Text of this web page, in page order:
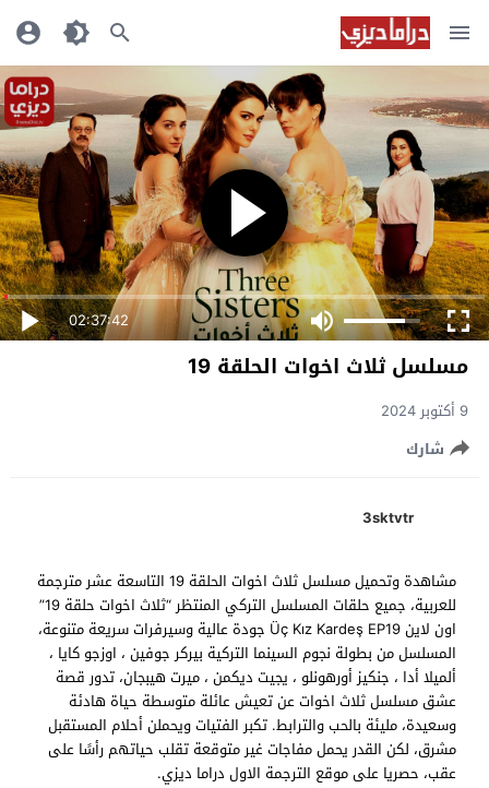
02:37:42
مسلسل ثلاث اخوات الحلقة 19
9 أكتوبر 2024
شارك
3sktvtr
مشاهدة وتحميل مسلسل ثلاث اخوات الحلقة 19 التاسعة عشر مترجمة
للعربية، جميع حلقات المسلسل التركي المنتظر “ثلاث اخوات حلقة 19”
اون لاين Üç Kız Kardeş EP19 جودة عالية وسيرفرات سريعة متنوعة،
المسلسل من بطولة نجوم السينما التركية بيركر جوفين ، اوزجو كايا ،
ألميلا أدا ، جنكيز أورهونلو ، يجيت ديكمن ، ميرت هيبجان، تدور قصة
عشق مسلسل ثلاث اخوات عن تعيش عائلة متوسطة حياة هادئة
وسعيدة، مليئة بالحب والترابط. تكبر الفتيات ويحملن أحلام المستقبل
مشرق، لكن القدر يحمل مفاجات غير متوقعة تقلب حياتهم رأسًا على
عقب، حصريا على موقع الترجمة الاول دراما ديزي.